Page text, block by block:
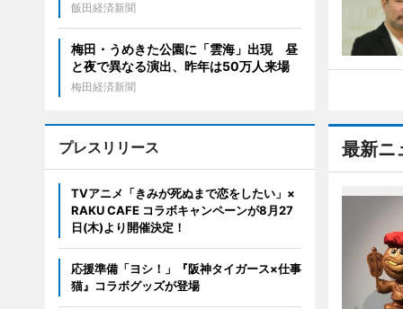
最新ニ
飯田経済新聞
梅田・うめきた公園に「雲海」出現 昼
と夜で異なる演出、昨年は50万人来場
梅田経済新聞
プレスリリース
TVアニメ「きみが死ぬまで恋をしたい」×
RAKU CAFE コラボキャンペーンが8月27
日(木)より開催決定！
応援準備「ヨシ！」『阪神タイガース×仕事
猫』コラボグッズが登場